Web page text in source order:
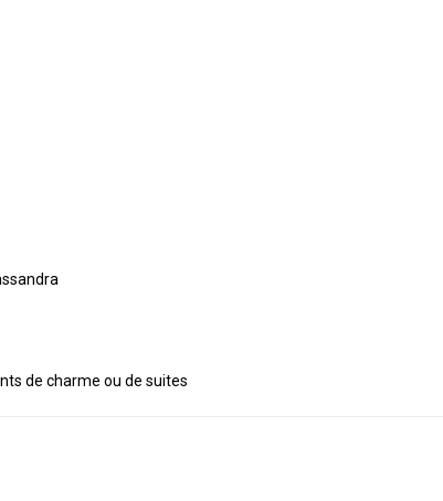
de charme ou de suites